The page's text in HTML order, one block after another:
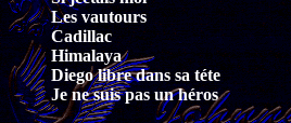
Les vautours
Cadillac
Himalaya
Diego libre dans sa téte
Je ne suis pas un héros